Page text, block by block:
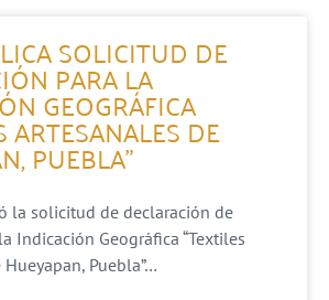
SOLICITUD DE
PARA LA
GEOGRÁFICA
ARTESANALES DE
PUEBLA”
la solicitud de declaración de
Indicación Geográfica “Textiles
Puebla”…